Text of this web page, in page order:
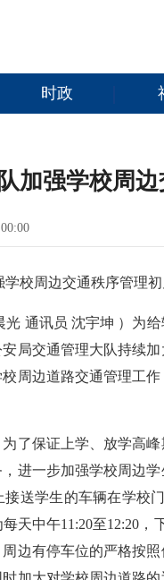
时政
加强学校周
校周边交通秩序管理
通讯员 沈宇坤 ）为
局交通管理大队持续
周边道路交通管理工
了保证上学、放学高
进一步加强学校周边
送学生的车辆在学校
天中午11:20至12:20，
边有停车位的严格按